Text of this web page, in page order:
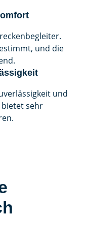
und die
und
sehr